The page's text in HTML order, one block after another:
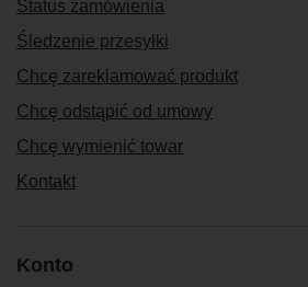
Status zamówienia
Śledzenie przesyłki
Chcę zareklamować produkt
Chcę odstąpić od umowy
Chcę wymienić towar
Kontakt
Konto